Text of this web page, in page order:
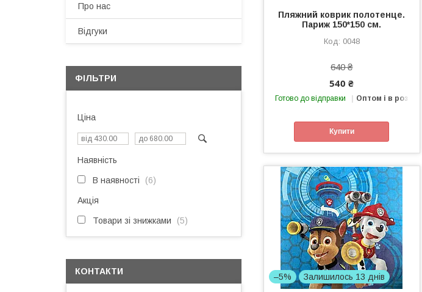
Пляжний коврик полотенце.
Париж 150*150 см.
0048
640 ₴
540 ₴
Готово до відправки Оптом і в роздріб
Купити
–5% Залишилось 13 днів
Про нас
Відгуки
ФІЛЬТРИ
Ціна
Наявність
В наявності 6
Акція
Товари зі знижками 5
КОНТАКТИ